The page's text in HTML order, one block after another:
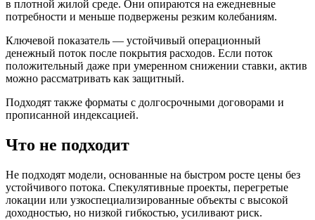
в плотной жилой среде. Они опираются на ежедневные
потребности и меньше подвержены резким колебаниям.
Ключевой показатель — устойчивый операционный
денежный поток после покрытия расходов. Если поток
положительный даже при умеренном снижении ставки, актив
можно рассматривать как защитный.
Подходят также форматы с долгосрочными договорами и
прописанной индексацией.
Что не подходит
Не подходят модели, основанные на быстром росте цены без
устойчивого потока. Спекулятивные проекты, перегретые
локации или узкоспециализированные объекты с высокой
доходностью, но низкой гибкостью, усиливают риск.